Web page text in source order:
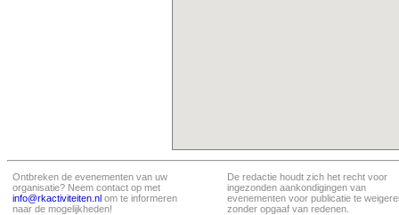
Ontbreken de evenementen van uw
organisatie? Neem contact op met
info@rkactiviteiten.nl om te informeren
naar de mogelijkheden!
De redactie houdt zich het recht voor
ingezonden aankondigingen van
evenementen voor publicatie te
zonder opgaaf van redenen.